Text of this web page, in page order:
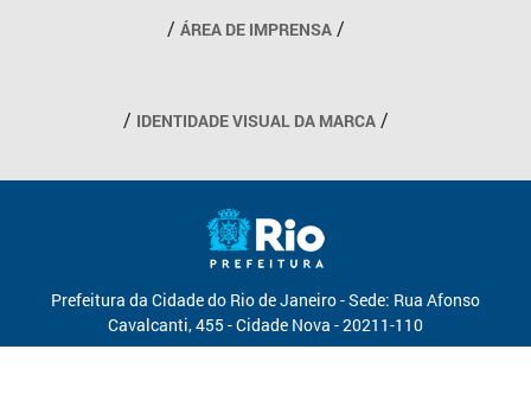
ÁREA DE IMPRENSA
IDENTIDADE VISUAL DA MARCA
Prefeitura da Cidade do Rio de Janeiro - Sede: Rua Afonso
Cavalcanti, 455 - Cidade Nova - 20211-110